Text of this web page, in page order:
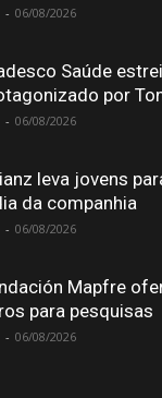
- 06/08/2026
Saúde
por
- 06/08/2026
leva jovens
da companhia
- 06/08/2026
Mapfre
para pesquisas
- 06/08/2026